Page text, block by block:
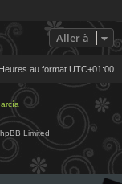
Aller à
Heures au format UTC+01:00
Limited